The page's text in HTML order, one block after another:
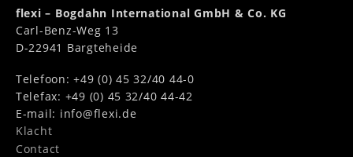
flexi – Bogdahn International GmbH & Co. KG
Carl-Benz-Weg 13
D-22941 Bargteheide
Telefoon: +49 (0) 45 32/40 44-0
Telefax: +49 (0) 45 32/40 44-42
E-mail: info@flexi.de
Klacht
Contact